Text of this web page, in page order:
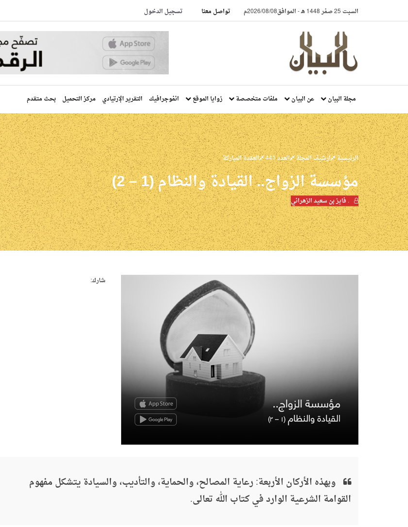
السبت 25 صفر 1448 هـ -الموافق2026/08/08م تواصل معنا تسجيل الدخول
مجلة البيان عن البيان ملفات متخصصة زوايا الموقع انفوجرافيك التقرير الإرتيادي مركز التحميل بحث متقدم
الرئيسية ارشيف المجلة العدد 441 العقدة المباركة
مؤسسة الزواج.. القيادة والنظام (1 – 2)
. فايز بن سعيد الزهراني
شارك:
وبهذه الأركان الأربعة: رعاية المصالح، والحماية، والتأديب، والسيادة يتشكل مفهوم
القوامة الشرعية الوارد في كتاب الله تعالى.